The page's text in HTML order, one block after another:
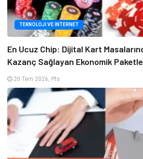
TEKNOLOJI VE İNTERNET
En Ucuz Chip: Dijital Kart
Kazanç Sağlayan Ekonomik
20 Tem 2026, Pts